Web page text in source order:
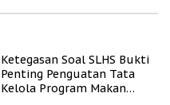
Ketegasan Soal SLHS Bukti
Penting Penguatan Tata
Kelola Program Makan